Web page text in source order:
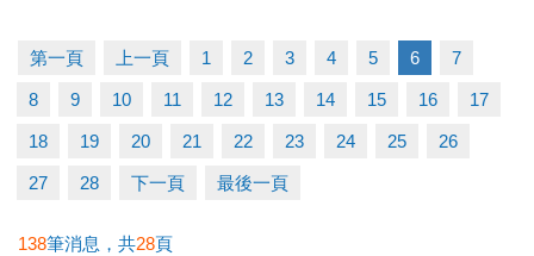
▶ 有氧、瑜珈、飛輪需年滿15歲；懸吊、空瑜需年滿
18歲。
▶ 若因人數不足無法開班，將於開課前通知，並請持
原信用卡、繳費憑證及發票至本中心辦理退費。
-洽詢專線：03-2639066 #112
第一頁 上一頁 1 2 3 4 5 6 7
8 9 10 11 12 13 14 15 16 17
18 19 20 21 22 23 24 25 26
27 28 下一頁 最後一頁
138筆消息，共28頁